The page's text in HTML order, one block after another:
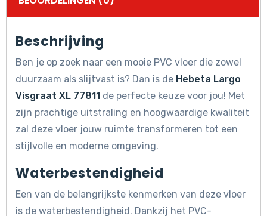
Beschrijving
Ben je op zoek naar een mooie PVC vloer die zowel
duurzaam als slijtvast is? Dan is de Hebeta Largo
Visgraat XL 77811 de perfecte keuze voor jou! Met
zijn prachtige uitstraling en hoogwaardige kwaliteit
zal deze vloer jouw ruimte transformeren tot een
stijlvolle en moderne omgeving.
Waterbestendigheid
Een van de belangrijkste kenmerken van deze vloer
is de waterbestendigheid. Dankzij het PVC-